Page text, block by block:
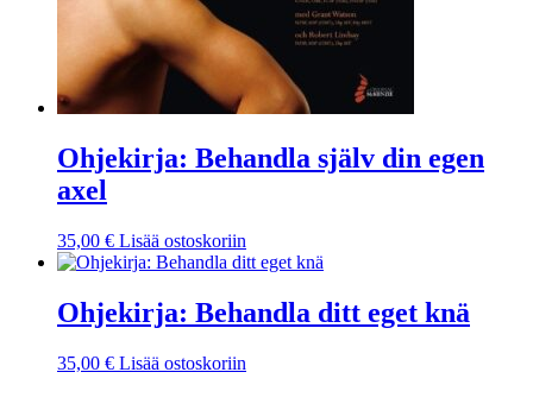
Ohjekirja: Behandla själv din egen
axel
35,00 € Lisää ostoskoriin
Ohjekirja: Behandla ditt eget knä
35,00 € Lisää ostoskoriin